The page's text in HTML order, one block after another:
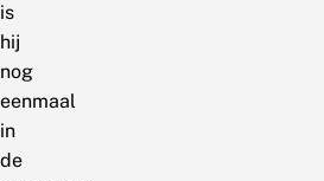
is
hij
nog
eenmaal
in
de